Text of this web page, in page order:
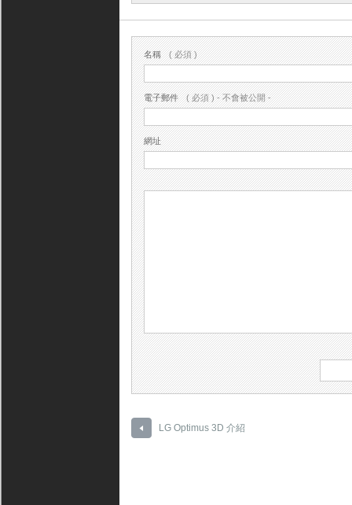
名稱 ( 必須 )
電子郵件 ( 必須 ) - 不會被公開 -
網址
LG Optimus 3D 介紹